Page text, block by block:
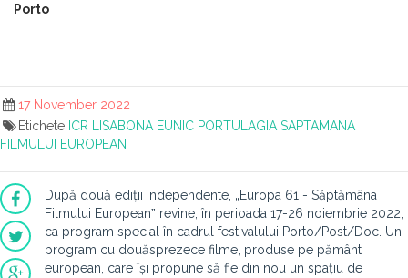
Porto
17 November 2022
Etichete ICR LISABONA EUNIC PORTULAGIA SAPTAMANA
FILMULUI EUROPEAN
După două ediții independente, „Europa 61 - Săptămâna
Filmului Europeanˮ revine, în perioada 17-26 noiembrie 2022,
ca program special în cadrul festivalului Porto/Post/Doc. Un
program cu douăsprezece filme, produse pe pământ
european, care își propune să fie din nou un spațiu de